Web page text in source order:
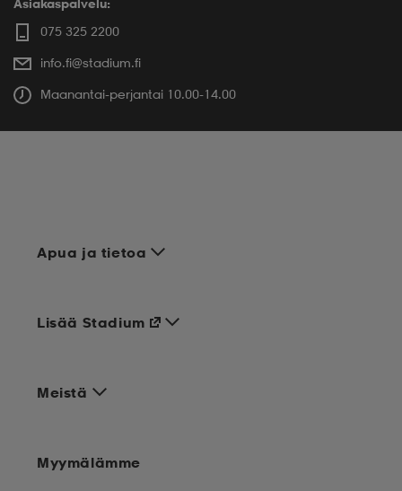
Asiakaspalvelu:
075 325 2200
info.fi@stadium.fi
Maanantai-perjantai 10.00-14.00
Apua ja tietoa
Meistä
Lisää Stadium
Myymälämme